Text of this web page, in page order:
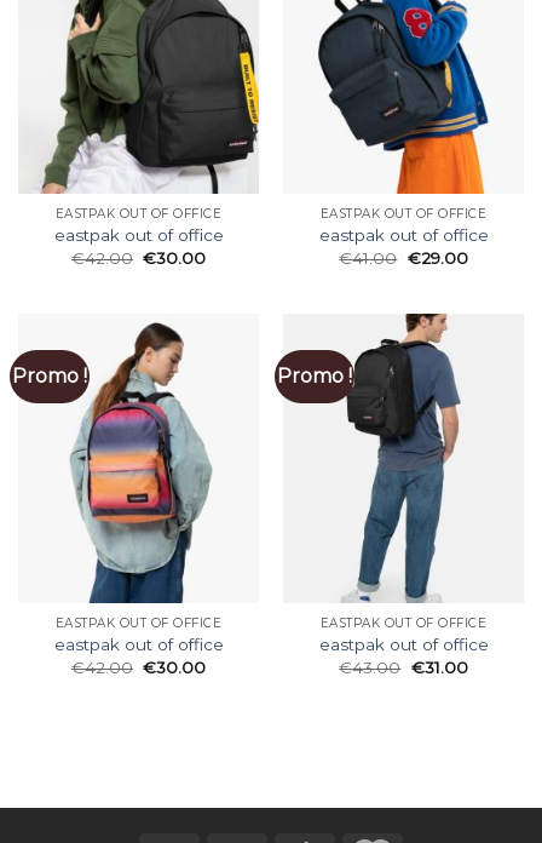
EASTPAK OUT OF OFFICE
eastpak out of office
€42.00 €30.00
EASTPAK OUT OF OFFICE
eastpak out of office
€41.00 €29.00
Promo !
EASTPAK OUT OF OFFICE
eastpak out of office
€42.00 €30.00
Promo !
EASTPAK OUT OF OFFICE
eastpak out of office
€43.00 €31.00